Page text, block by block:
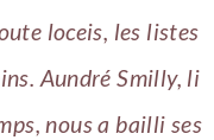
loceis, les listes
Aundré Smilly, li
nous a bailli ses